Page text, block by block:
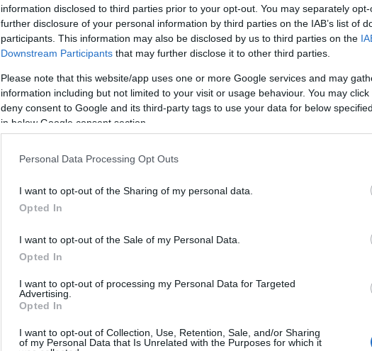
information disclosed to third parties prior to your opt-out. You may separately
further disclosure of your personal information by third parties on the IAB’s list of
participants. This information may also be disclosed by us to third parties on the
Downstream Participants that may further disclose it to other third parties.
Please note that this website/app uses one or more Google services and may
information including but not limited to your visit or usage behaviour. You may
deny consent to Google and its third-party tags to use your data for below
in below Google consent section.
Personal Data Processing Opt Outs
I want to opt-out of the Sharing of my personal data.
Opted In
I want to opt-out of the Sale of my Personal Data.
Opted In
I want to opt-out of processing my Personal Data for Targeted
Advertising.
Opted In
I want to opt-out of Collection, Use, Retention, Sale, and/or Sharing
of my Personal Data that Is Unrelated with the Purposes for which it